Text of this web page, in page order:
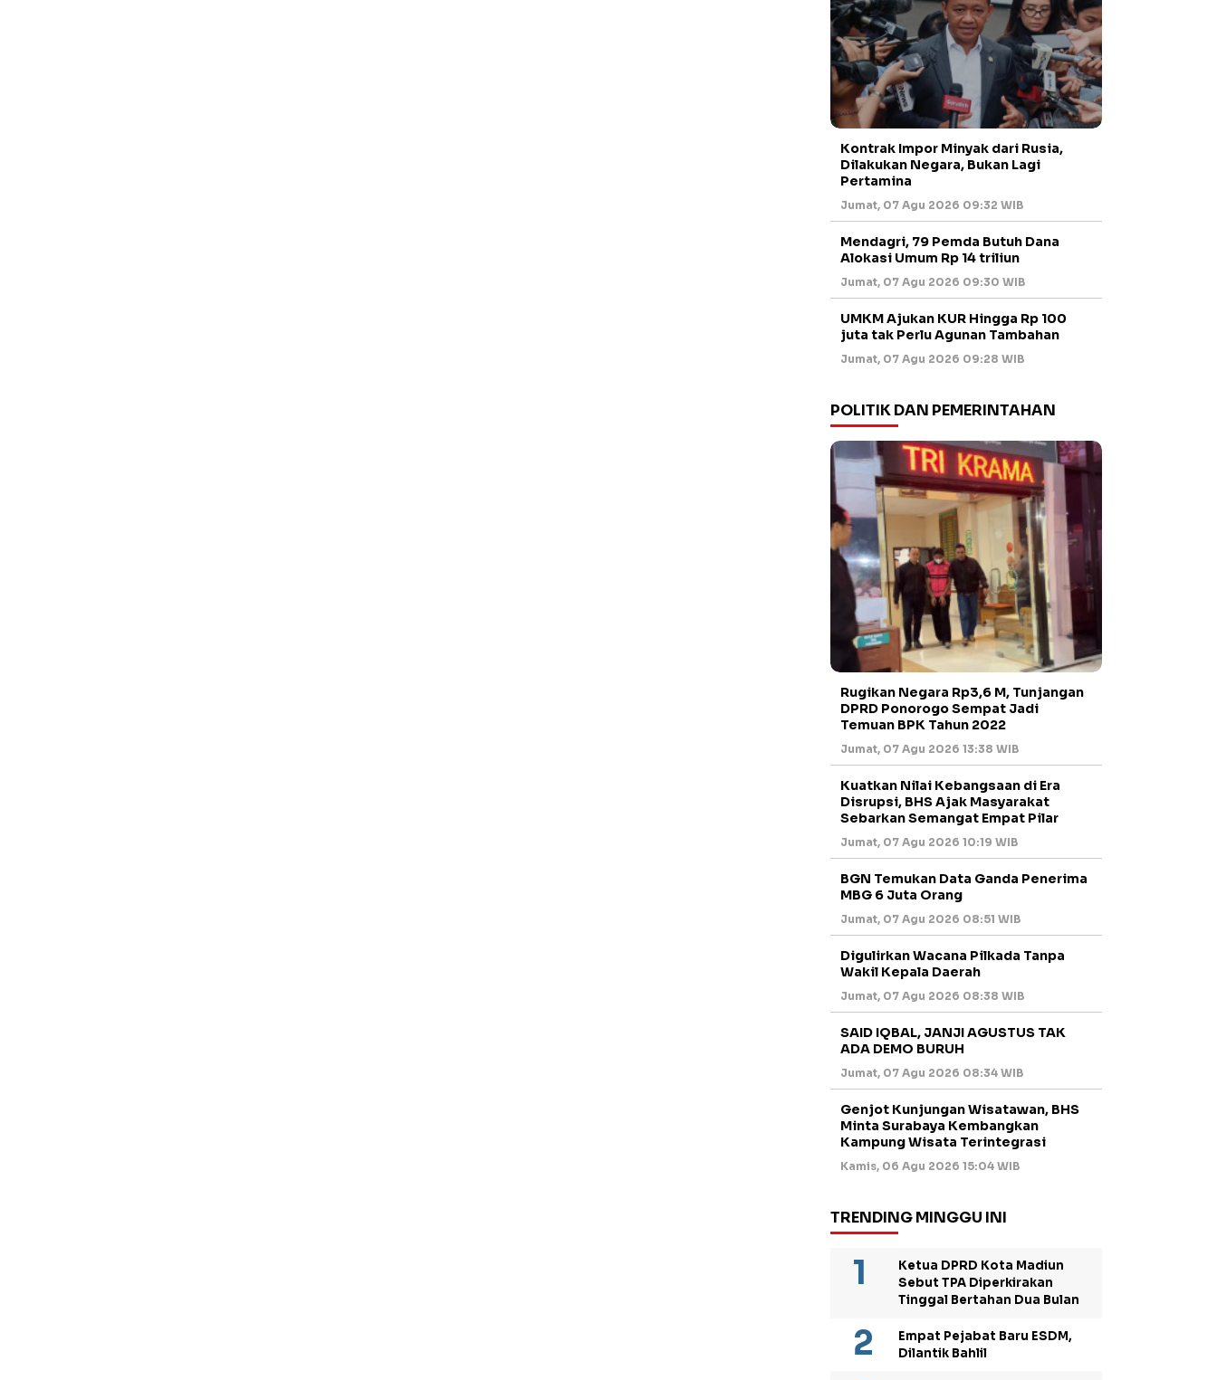
Kontrak Impor Minyak dari Rusia,
Dilakukan Negara, Bukan Lagi
Pertamina
Jumat, 07 Agu 2026 09:32 WIB
Mendagri, 79 Pemda Butuh Dana
Alokasi Umum Rp 14 triliun
Jumat, 07 Agu 2026 09:30 WIB
UMKM Ajukan KUR Hingga Rp 100
juta tak Perlu Agunan Tambahan
Jumat, 07 Agu 2026 09:28 WIB
POLITIK DAN PEMERINTAHAN
Rugikan Negara Rp3,6 M, Tunjangan
DPRD Ponorogo Sempat Jadi
Temuan BPK Tahun 2022
Jumat, 07 Agu 2026 13:38 WIB
Kuatkan Nilai Kebangsaan di Era
Disrupsi, BHS Ajak Masyarakat
Sebarkan Semangat Empat Pilar
Jumat, 07 Agu 2026 10:19 WIB
BGN Temukan Data Ganda Penerima
MBG 6 Juta Orang
Jumat, 07 Agu 2026 08:51 WIB
Digulirkan Wacana Pilkada Tanpa
Wakil Kepala Daerah
Jumat, 07 Agu 2026 08:38 WIB
SAID IQBAL, JANJI AGUSTUS TAK
ADA DEMO BURUH
Jumat, 07 Agu 2026 08:34 WIB
Genjot Kunjungan Wisatawan, BHS
Minta Surabaya Kembangkan
Kampung Wisata Terintegrasi
Kamis, 06 Agu 2026 15:04 WIB
TRENDING MINGGU INI
Ketua DPRD Kota Madiun
Sebut TPA Diperkirakan
Tinggal Bertahan Dua Bulan
Empat Pejabat Baru ESDM,
Dilantik Bahlil